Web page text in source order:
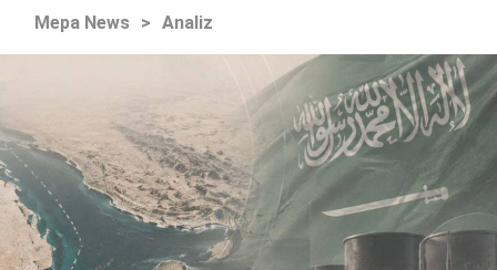
Mepa News > Analiz